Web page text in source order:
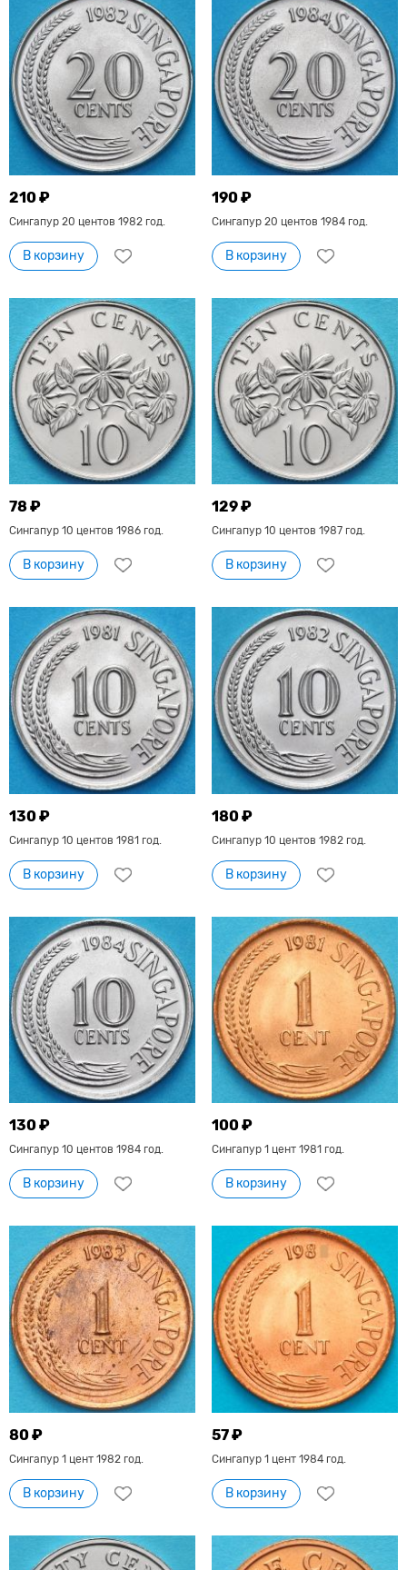
210 ₽
Сингапур 20 центов 1982 год.
В корзину
190 ₽
Сингапур 20 центов 1984 год.
В корзину
78 ₽
Сингапур 10 центов 1986 год.
В корзину
129 ₽
Сингапур 10 центов 1987 год.
В корзину
130 ₽
Сингапур 10 центов 1981 год.
В корзину
180 ₽
Сингапур 10 центов 1982 год.
В корзину
130 ₽
Сингапур 10 центов 1984 год.
В корзину
100 ₽
Сингапур 1 цент 1981 год.
В корзину
80 ₽
Сингапур 1 цент 1982 год.
В корзину
57 ₽
Сингапур 1 цент 1984 год.
В корзину